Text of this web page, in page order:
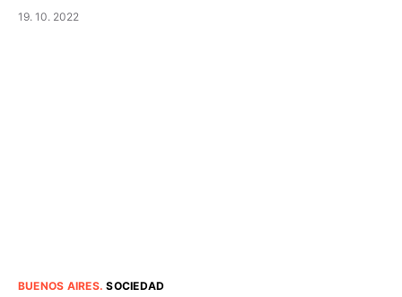
19. 10. 2022
BUENOS AIRES.SOCIEDAD